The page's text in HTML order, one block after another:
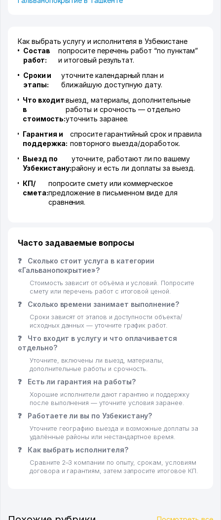
Как выбрать услугу и исполнителя в Узбекистане
Состав
работ:
попросите перечень работ “по пунктам”
и итоговый результат.
Сроки и
этапы:
уточните календарный план и
ближайшую доступную дату.
Что входит
в
стоимость:
выезд, материалы, дополнительные
работы и срочность — отдельно
уточнить заранее.
Гарантия и
поддержка:
спросите гарантийный срок и правила
повторного выезда/доработок.
Выезд по
Узбекистану:
уточните, работают ли по вашему
району и есть ли доплаты за выезд.
КП/
смета:
попросите смету или коммерческое
предложение в письменном виде для
сравнения.
Часто задаваемые вопросы
❓
Сколько стоит услуга в категории
«Гальванопокрытие»?
Стоимость зависит от объёма и условий. Попросите
смету или перечень работ с итоговой ценой.
❓ Сколько времени занимает выполнение?
Сроки зависят от этапов и доступности объекта/
исходных данных — уточните график работ.
❓
Что входит в услугу и что оплачивается
отдельно?
Уточните, включены ли выезд, материалы,
дополнительные работы и срочность.
❓ Есть ли гарантия на работы?
Хорошие исполнители дают гарантию и поддержку
после выполнения — уточните условия заранее.
❓ Работаете ли вы по Узбекистану?
Уточните географию выезда и возможные доплаты за
удалённые районы или нестандартное время.
❓ Как выбрать исполнителя?
Сравните 2–3 компании по опыту, срокам, условиям
договора и гарантиям, затем запросите итоговое КП.